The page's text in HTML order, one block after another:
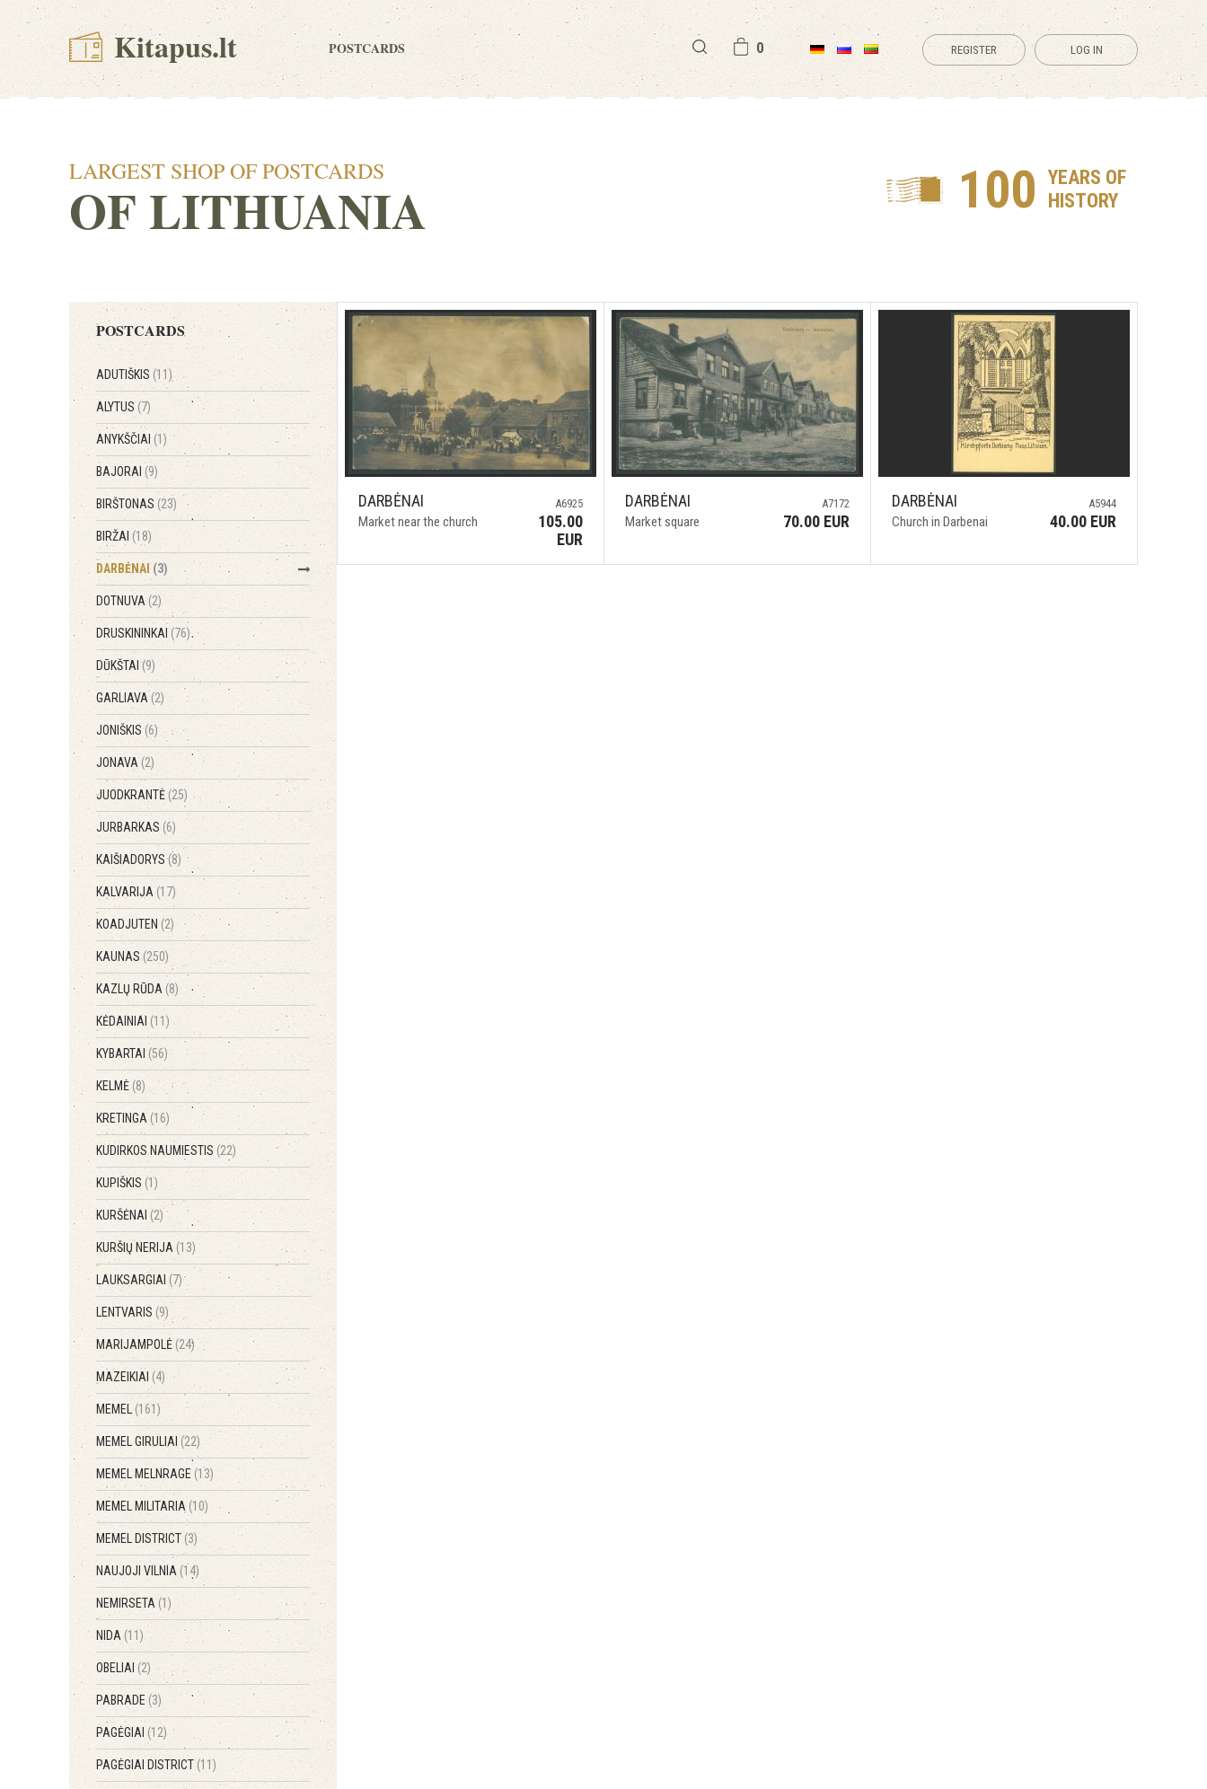
Kitapus.lt POSTCARDS 0 REGISTER LOG IN
LARGEST SHOP OF POSTCARDS
OF LITHUANIA 100 YEARS OF
HISTORY
POSTCARDS
ADUTIŠKIS (11)
ALYTUS (7)
ANYKŠČIAI(1)
BAJORAI (9)
BIRŠTONAS (23)
BIRŽAI (18)
DARBĖNAI(3)
DOTNUVA (2)
DRUSKININKAI (76)
DŪKŠTAI(9)
GARLIAVA (2)
JONIŠKIS (6)
JONAVA (2)
JUODKRANTĖ (25)
JURBARKAS (6)
KAIŠIADORYS(8)
KALVARIJA (17)
KOADJUTEN (2)
KAUNAS (250)
KAZLŲ RŪDA (8)
KĖDAINIAI (11)
KYBARTAI (56)
KELMĖ (8)
KRETINGA (16)
KUDIRKOS NAUMIESTIS (22)
KUPIŠKIS (1)
KURŠĖNAI (2)
KURŠIŲ NERIJA (13)
LAUKSARGIAI (7)
LENTVARIS (9)
MARIJAMPOLĖ (24)
MAZEIKIAI(4)
MEMEL (161)
MEMEL GIRULIAI (22)
MEMEL MELNRAGE (13)
MEMEL MILITARIA (10)
MEMEL DISTRICT (3)
NAUJOJI VILNIA (14)
NEMIRSETA (1)
NIDA (11)
OBELIAI(2)
PABRADE (3)
PAGĖGIAI (12)
PAGĖGIAI DISTRICT (11)
DARBĖNAI
Market near the church
A6925
105.00
EUR
DARBĖNAI
Market square
A7172
70.00 EUR
DARBĖNAI
Church in Darbenai
A5944
40.00 EUR